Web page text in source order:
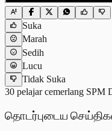
Suka
Marah
Sedih
Lucu
Tidak Suka
30 pelajar cemerlang SPM
தொடர்புடைய